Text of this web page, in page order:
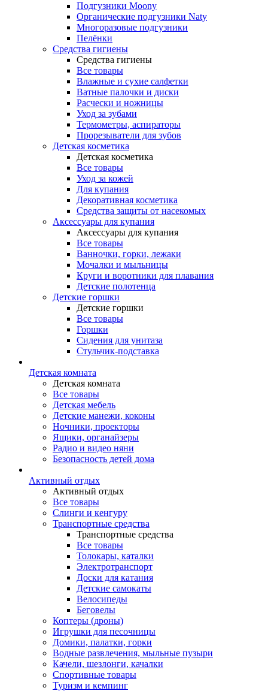
Подгузники Moony
Органические подгузники Naty
Многоразовые подгузники
Пелёнки
Средства гигиены
Средства гигиены
Все товары
Влажные и сухие салфетки
Ватные палочки и диски
Расчески и ножницы
Уход за зубами
Термометры, аспираторы
Прорезыватели для зубов
Детская косметика
Детская косметика
Все товары
Уход за кожей
Для купания
Декоративная косметика
Средства защиты от насекомых
Аксессуары для купания
Аксессуары для купания
Все товары
Ванночки, горки, лежаки
Мочалки и мыльницы
Круги и воротники для плавания
Детские полотенца
Детские горшки
Детские горшки
Все товары
Горшки
Сидения для унитаза
Стульчик-подставка
Детская комната
Детская комната
Все товары
Детская мебель
Детские манежи, коконы
Ночники, проекторы
Ящики, органайзеры
Радио и видео няни
Безопасность детей дома
Активный отдых
Активный отдых
Все товары
Слинги и кенгуру
Транспортные средства
Транспортные средства
Все товары
Толокары, каталки
Электротранспорт
Доски для катания
Детские самокаты
Велосипеды
Беговелы
Коптеры (дроны)
Игрушки для песочницы
Домики, палатки, горки
Водные развлечения, мыльные пузыри
Качели, шезлонги, качалки
Спортивные товары
Туризм и кемпинг